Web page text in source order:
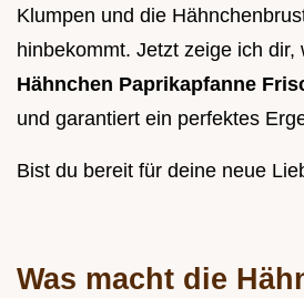
Klumpen und die
hinbekommt. Jetzt zeige ich dir,
Hähnchen Paprikapfanne
und garantiert ein perfektes
Bist du bereit für deine neue
Was macht die